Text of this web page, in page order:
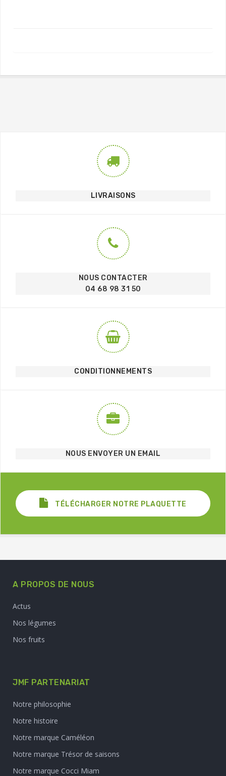
LIVRAISONS
NOUS CONTACTER
04 68 98 31 50
CONDITIONNEMENTS
NOUS ENVOYER UN EMAIL
TÉLÉCHARGER NOTRE PLAQUETTE
A PROPOS DE NOUS
Actus
Nos légumes
Nos fruits
JMF PARTENARIAT
Notre philosophie
Notre histoire
Notre marque Caméléon
Notre marque Trésor de saisons
Notre marque Cocci Miam